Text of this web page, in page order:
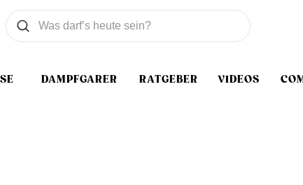
DAMPFGARER RATGEBER VIDEOS
Was wollen Sie suchen
Suchen